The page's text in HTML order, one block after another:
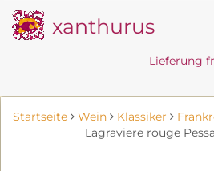
xanthurus
Lieferung
Startseite Wein Klassiker
Lagraviere rouge